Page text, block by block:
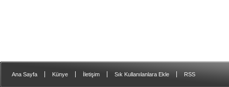
Ana Sayfa Künye İletişim Sık Kullanılanlara Ekle RSS